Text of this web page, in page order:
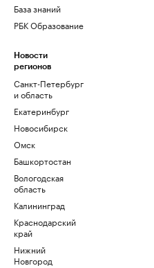
База знаний
РБК Образование
Новости
регионов
Санкт-Петербург
и область
Екатеринбург
Новосибирск
Омск
Башкортостан
Вологодская
область
Калининград
Краснодарский
край
Нижний
Новгород